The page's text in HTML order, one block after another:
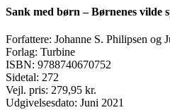
Sank med børn – Børnenes vilde
Forfattere: Johanne S. Philipsen og
Forlag: Turbine
ISBN: 9788740670752
Sidetal: 272
Vejl. pris: 279,95 kr.
Udgivelsesdato: Juni 2021